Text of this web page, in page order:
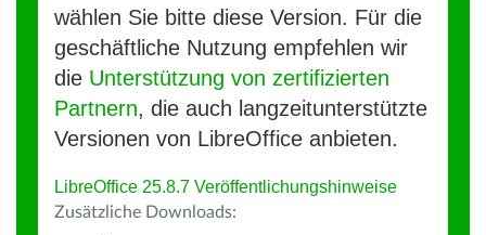
wählen Sie bitte diese Version. Für die
geschäftliche Nutzung empfehlen wir
die Unterstützung von zertifizierten
Partnern, die auch langzeitunterstützte
Versionen von LibreOffice anbieten.
LibreOffice 25.8.7 Veröffentlichungshinweise
Zusätzliche Downloads: